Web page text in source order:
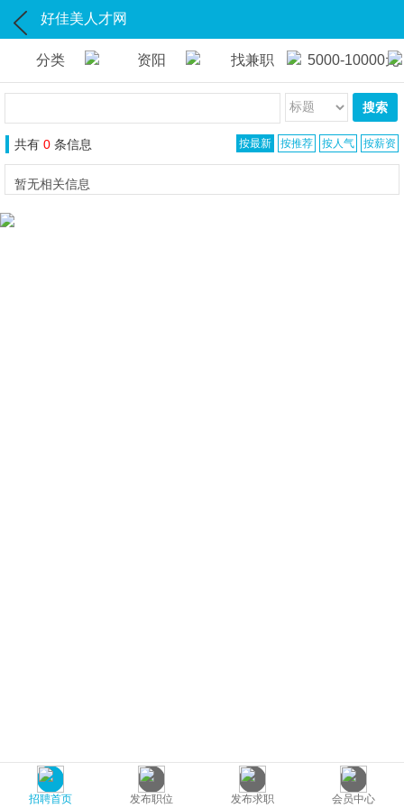
好佳美人才网
分类 资阳 找兼职 5000-10000元
搜索
共有 0 条信息 按最新 按推荐 按人气 按薪资
暂无相关信息
招聘首页 发布职位 发布求职 会员中心